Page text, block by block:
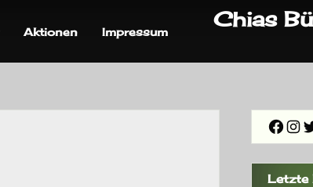
Chias
Aktionen Impressum
Letzte